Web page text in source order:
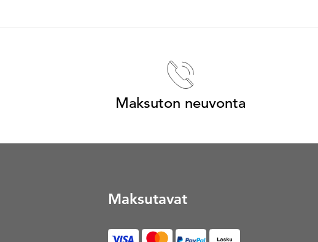
Maksuton neuvonta
Maksutavat
Lasku (Avautuu uuteen